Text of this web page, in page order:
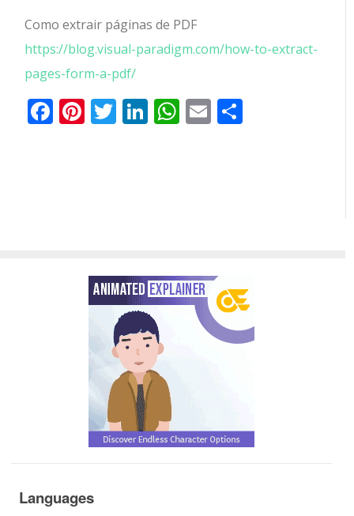
Como extrair páginas de PDF
https://blog.visual-paradigm.com/how-to-extract-
pages-form-a-pdf/
Facebook
Pinterest
Twitter
LinkedIn
WhatsApp
Email
Languages